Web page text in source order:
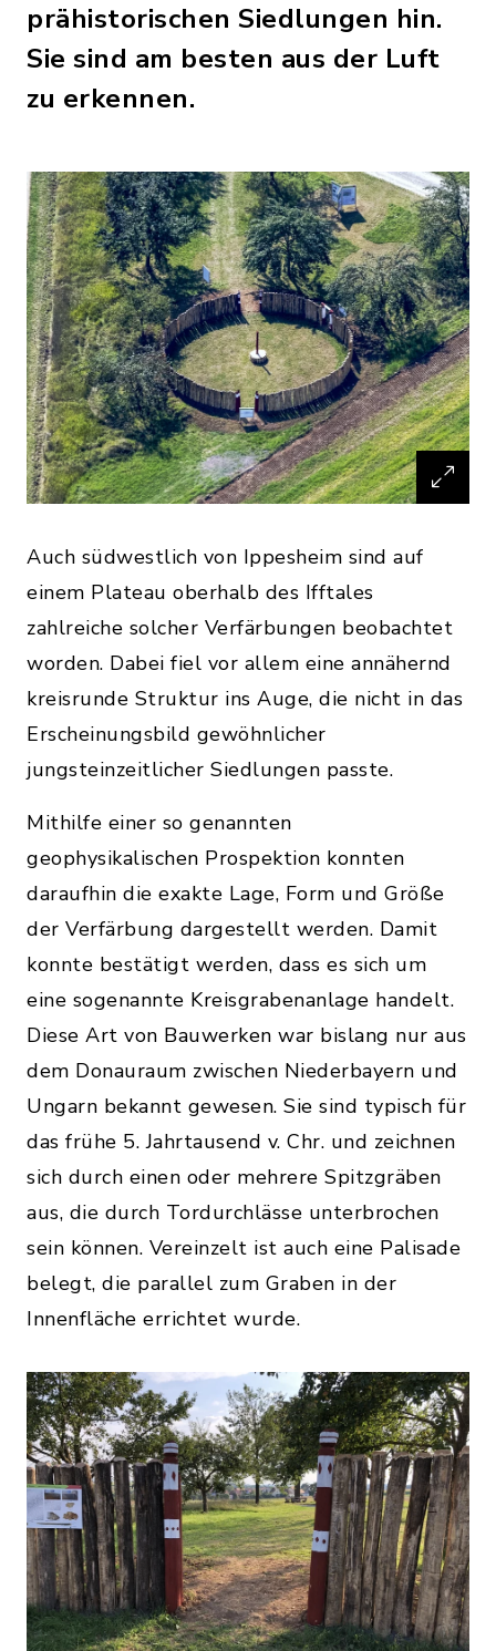
prähistorischen Siedlungen hin.
Sie sind am besten aus der Luft
zu erkennen.
Auch südwestlich von Ippesheim sind auf
einem Plateau oberhalb des Ifftales
zahlreiche solcher Verfärbungen beobachtet
worden. Dabei fiel vor allem eine annähernd
kreisrunde Struktur ins Auge, die nicht in das
Erscheinungsbild gewöhnlicher
jungsteinzeitlicher Siedlungen passte.
Mithilfe einer so genannten
geophysikalischen Prospektion konnten
daraufhin die exakte Lage, Form und Größe
der Verfärbung dargestellt werden. Damit
konnte bestätigt werden, dass es sich um
eine sogenannte Kreisgrabenanlage handelt.
Diese Art von Bauwerken war bislang nur aus
dem Donauraum zwischen Niederbayern und
Ungarn bekannt gewesen. Sie sind typisch für
das frühe 5. Jahrtausend v. Chr. und zeichnen
sich durch einen oder mehrere Spitzgräben
aus, die durch Tordurchlässe unterbrochen
sein können. Vereinzelt ist auch eine Palisade
belegt, die parallel zum Graben in der
Innenfläche errichtet wurde.